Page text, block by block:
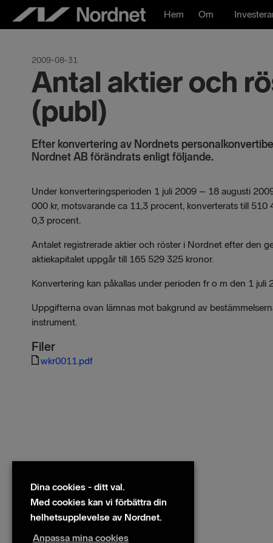
Hoppa
Hem Om
2009-08-31
Antal aktier och
(publ)
Efter konvertering av Nordnets
Nordnet AB förändrats enligt följande.
Under konverteringsperioden 1 juli 2009 – 18 augusti
000 kr, motsvarande ca 11,3 procent, konverterats till
0,3 procent.
Antalet registrerade aktier och röster i Nordnet efter den
aktiekapitalet uppgår till 165 529 325 kronor.
Konvertering kan påkallas under perioden fr o m den 1
Uppgifterna ovan lämnas mot bakgrund av
instrument.
Filer
wkr0011.pdf
Dina cookies - ditt val.
Med cookies kan vi förbättra din
helhetsupplevelse av Nordnet.
Anpassa mina cookies